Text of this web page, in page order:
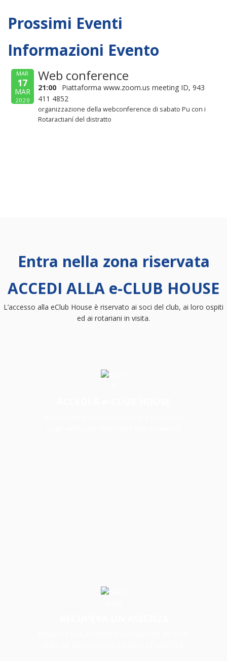
Prossimi Eventi
Informazioni Evento
MAR
17
MAR
2020
Web conference
21:00
Piattaforma www.zoom.us meeting ID, 943
411 4852
organizzazione della webconference di sabato Pu con i
Rotaractianí del distratto
Entra nella zona riservata
ACCEDI ALLA e-CLUB HOUSE
L’accesso alla eClub House è riservato ai soci del club, ai loro ospiti
ed ai rotariani in visita.